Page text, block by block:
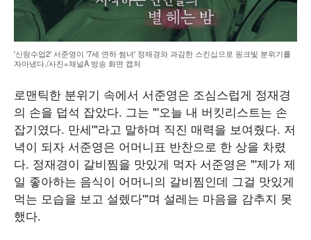
'신랑수업2' 서준영이 '7세 연하 썸녀' 정재경와 과감한 스킨십으로 핑크빛 분위기를
자아냈다./사진=채널A 방송 화면 캡처
로맨틱한 분위기 속에서 서준영은 조심스럽게 정재경
의 손을 덥석 잡았다. 그는 "'오늘 내 버킷리스트는 손
잡기였다. 만세'"라고 말하며 직진 매력을 보여줬다. 저
녁이 되자 서준영은 어머니표 반찬으로 한 상을 차렸
다. 정재경이 갈비찜을 맛있게 먹자 서준영은 "'제가 제
일 좋아하는 음식이 어머니의 갈비찜인데 그걸 맛있게
먹는 모습을 보고 설렜다'"며 설레는 마음을 감추지 못
했다.